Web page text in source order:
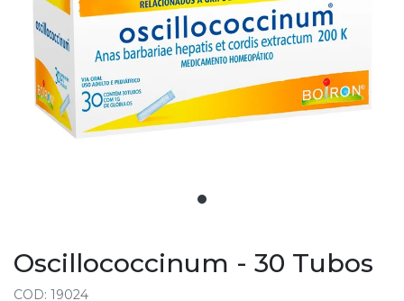
Oscillococcinum - 30 Tubos
COD: 19024